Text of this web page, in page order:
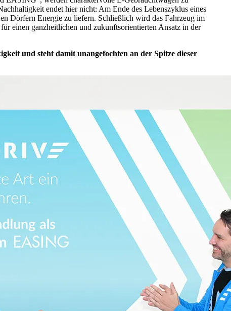
endet hier nicht: Am Ende des Lebenszyklus eines
Dörfern Energie zu liefern. Schließlich wird das Fahrzeug im
einen ganzheitlichen und zukunftsorientierten Ansatz in der
und steht damit unangefochten an der Spitze dieser